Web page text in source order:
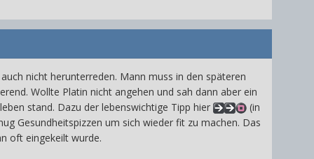
nicht herunterreden. Mann muss in den späteren
Wollte Platin nicht angehen und sah dann aber ein
stand. Dazu der lebenswichtige Tipp hier
(in
Gesundheitspizzen um sich wieder fit zu machen. Das
oft eingekeilt wurde.